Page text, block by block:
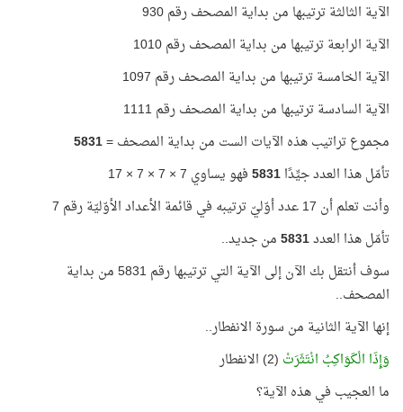
الآية الثالثة ترتيبها من بداية المصحف رقم 930
الآية الرابعة ترتيبها من بداية المصحف رقم 1010
الآية الخامسة ترتيبها من بداية المصحف رقم 1097
الآية السادسة ترتيبها من بداية المصحف رقم 1111
مجموع تراتيب هذه الآيات الست من بداية المصحف =5831
تأمّل هذا العدد جيِّدًا5831فهو يساوي 7 × 7 × 7 × 17
وأنت تعلم أن 17 عدد أوّليّ ترتيبه في قائمة الأعداد الأوّليّة رقم 7
تأمّل هذا العدد5831من جديد..
سوف أنتقل بك الآن إلى الآية التي ترتيبها رقم 5831 من بداية
المصحف..
إنها الآية الثانية من سورة الانفطار..
وَإِذَا الْكَوَاكِبُ انْتَثَرَتْ (2) الانفطار
ما العجيب في هذه الآية؟